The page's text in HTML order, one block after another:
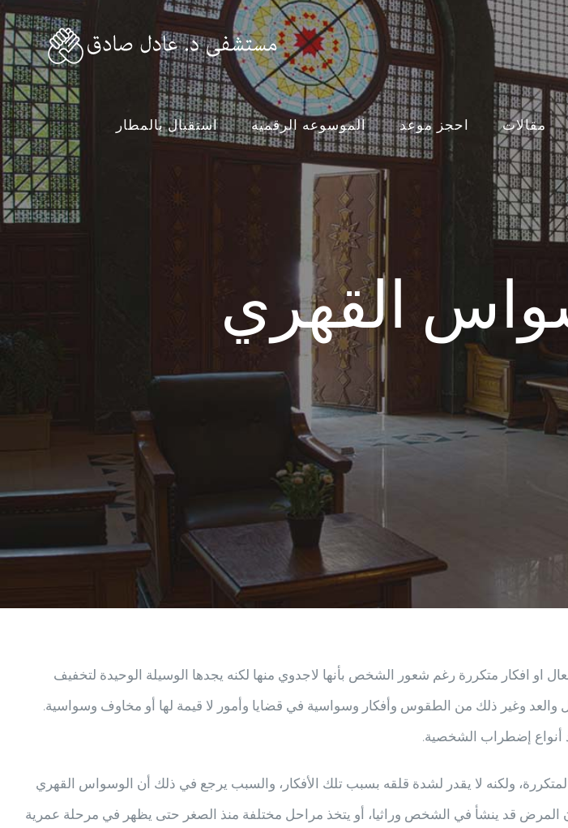
مقالات احجز موعد الموسوعه الرقميه استقبال بالمطار
القهري
او افكار متكررة رغم شعور الشخص بأنها لاجدوي منها لكنه يجدها الوسيلة الوحيدة لتخفيف
وغير ذلك من الطقوس وأفكار وسواسية في قضايا وأمور لا قيمة لها أو مخاوف وسواسية.
أنواع إضطراب الشخصية.
ولكنه لا يقدر لشدة قلقه بسبب تلك الأفكار، والسبب يرجع في ذلك أن الوسواس القهري
قد ينشأ في الشخص وراثيا، أو يتخذ مراحل مختلفة منذ الصغر حتى يظهر في مرحلة عمرية